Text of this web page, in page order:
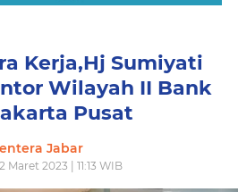
Kerja,Hj Sumiyati
Wilayah II Bank
Pusat
Jabar
Maret 2023 | 11:13 WIB